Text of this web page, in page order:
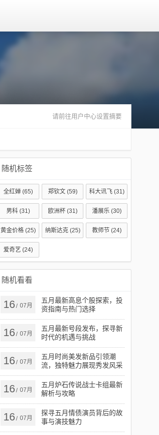
请前往用户中心设置摘要
随机标签
全红婵 (65) 郑钦文(59) 科大讯飞(31)
男科 (31) 欧洲杯(31) 潘展乐(30)
黄金价格 (25) 纳斯达克(25) 教师节 (24)
爱奇艺 (24)
随机看看
16/ 07月
五月最新高息个股探索，投
资指南与热门选择
16/ 07月
五月最新号段发布，探寻新
时代的机遇与挑战
16/ 07月
五月时尚美发新品引领潮
流，独特魅力展现秀发风采
16/ 07月
五月炉石传说战士卡组最新
解析与攻略
16/ 07月
探寻五月情债演员背后的故
事与演技魅力